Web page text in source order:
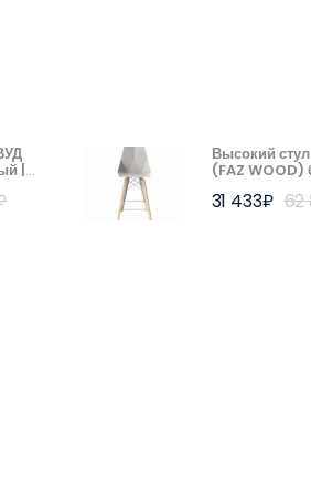
|
Высокий
(FAZ WOOD)
31 433₽ 62